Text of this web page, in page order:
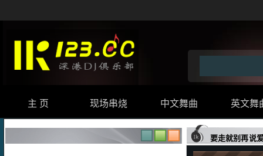
主 页 现场串烧 中文舞曲 英文舞
要走就别再说